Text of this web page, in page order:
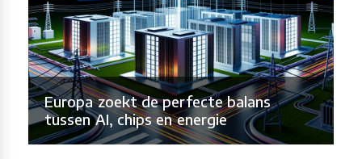
Europa zoekt de perfecte balans
tussen AI, chips en energie